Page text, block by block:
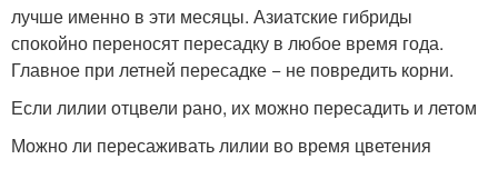
лучше именно в эти месяцы. Азиатские гибриды
спокойно переносят пересадку в любое время года.
Главное при летней пересадке − не повредить корни.
Если лилии отцвели рано, их можно пересадить и летом
Можно ли пересаживать лилии во время цветения